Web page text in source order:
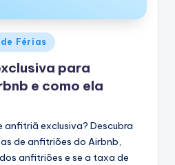
Férias
para
e como ela
anfitriã exclusiva? Descubra
de anfitriões do Airbnb,
anfitriões e se a taxa de